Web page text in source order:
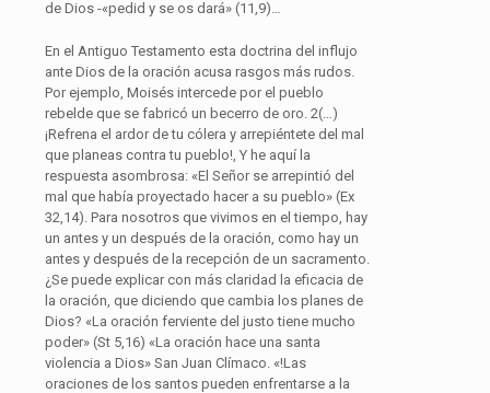
de Dios -«pedid y se os dará» (11,9)…
En el Antiguo Testamento esta doctrina del influjo
ante Dios de la oración acusa rasgos más rudos.
Por ejemplo, Moisés intercede por el pueblo
rebelde que se fabricó un becerro de oro. 2(…)
¡Refrena el ardor de tu cólera y arrepiéntete del mal
que planeas contra tu pueblo!, Y he aquí la
respuesta asombrosa: «El Señor se arrepintió del
mal que había proyectado hacer a su pueblo» (Ex
32,14). Para nosotros que vivimos en el tiempo, hay
un antes y un después de la oración, como hay un
antes y después de la recepción de un sacramento.
¿Se puede explicar con más claridad la eficacia de
la oración, que diciendo que cambia los planes de
Dios? «La oración ferviente del justo tiene mucho
poder» (St 5,16) «La oración hace una santa
violencia a Dios» San Juan Clímaco. «!Las
oraciones de los santos pueden enfrentarse a la